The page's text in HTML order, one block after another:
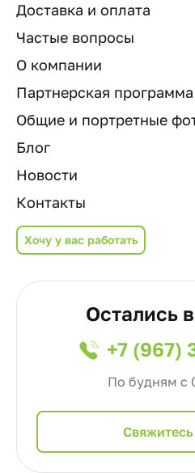
Доставка и оплата
Частые вопросы
О компании
Партнерская программа
Общие и портретные
Блог
Новости
Контакты
Хочу у вас работать
Остались
+7 (967)
По будням с